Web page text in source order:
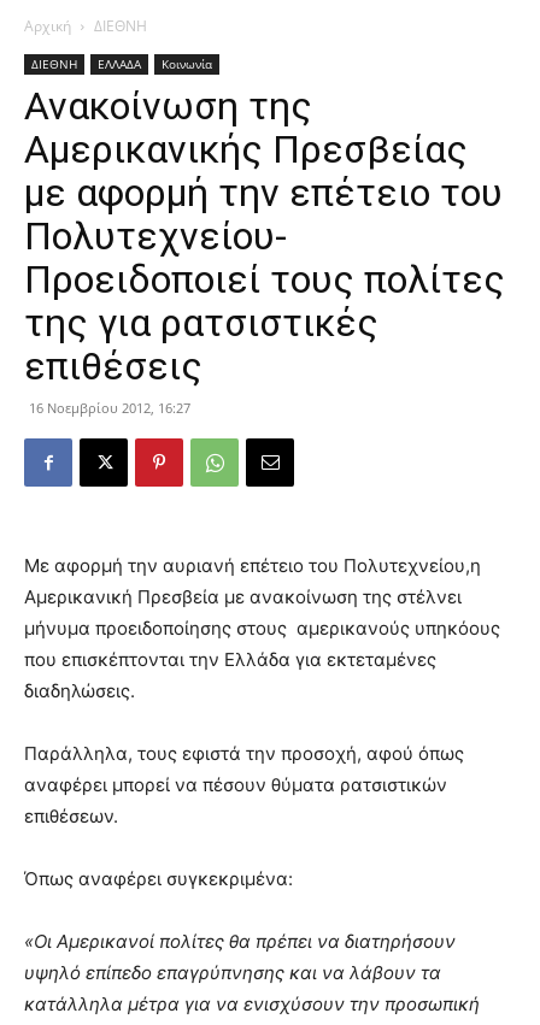
Αρχική ΔΙΕΘΝΗ
ΔΙΕΘΝΗ ΕΛΛΑΔΑ Κοινωνία
Ανακοίνωση της
Αμερικανικής Πρεσβείας
με αφορμή την επέτειο του
Πολυτεχνείου-
Προειδοποιεί τους πολίτες
της για ρατσιστικές
επιθέσεις
16 Νοεμβρίου 2012, 16:27
Με αφορμή την αυριανή επέτειο του Πολυτεχνείου,η
Αμερικανική Πρεσβεία με ανακοίνωση της στέλνει
μήνυμα προειδοποίησης στους αμερικανούς υπηκόους
που επισκέπτονται την Ελλάδα για εκτεταμένες
διαδηλώσεις.
Παράλληλα, τους εφιστά την προσοχή, αφού όπως
αναφέρει μπορεί να πέσουν θύματα ρατσιστικών
επιθέσεων.
Όπως αναφέρει συγκεκριμένα:
«Οι Αμερικανοί πολίτες θα πρέπει να διατηρήσουν
υψηλό επίπεδο επαγρύπνησης και να λάβουν τα
κατάλληλα μέτρα για να ενισχύσουν την προσωπική